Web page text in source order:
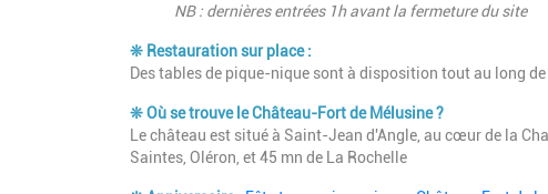
NB : dernières entrées 1h avant la fermeture du site
❊ Restauration sur place :
Des tables de pique-nique sont à disposition tout au long
❊Où se trouve le Château-Fort de Mélusine ?
Le château est situé à Saint-Jean d'Angle, au cœur de la
Saintes, Oléron, et 45 mn de La Rochelle